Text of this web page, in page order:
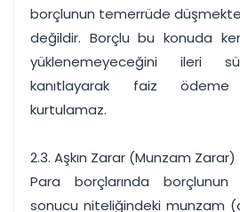
borçlunun temerrüde
değildir. Borçlu bu konuda
yüklenemeyeceğini ileri
kanıtlayarak faiz ödeme
kurtulamaz.
2.3. Aşkın Zarar (Munzam Zarar)
Para borçlarında
sonucu niteliğindeki munzam